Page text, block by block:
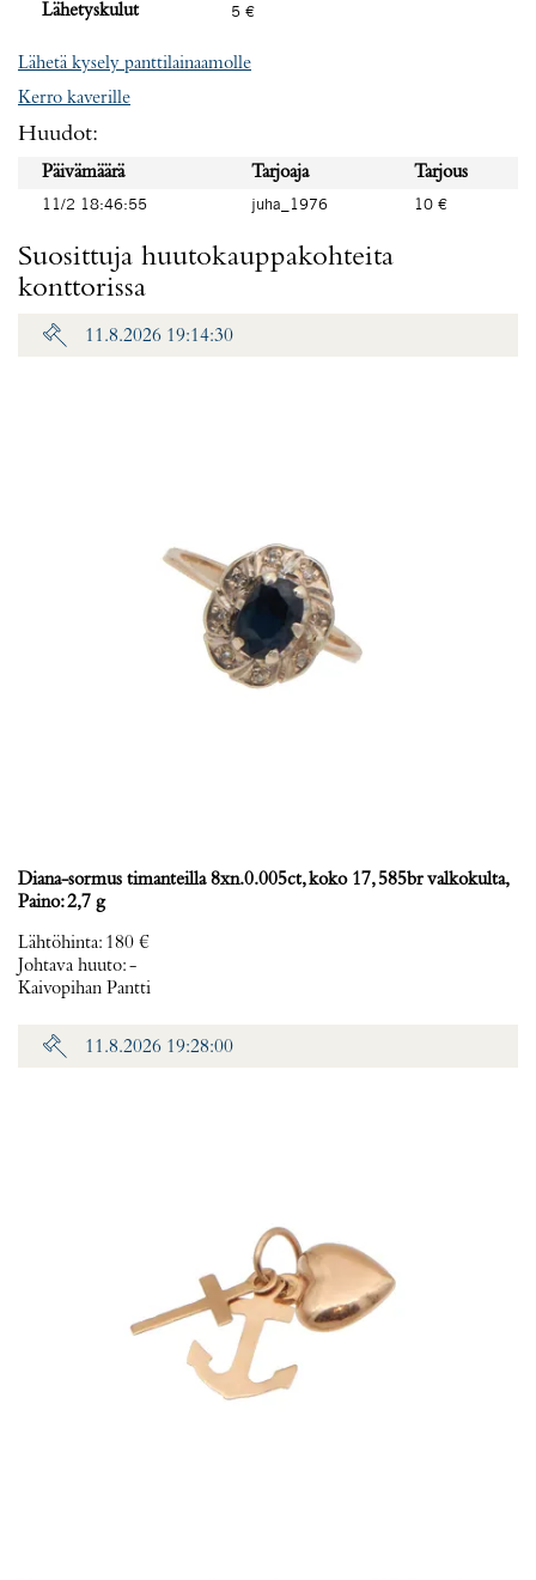
Lähetyskulut
5 €
Lähetä kysely panttilainaamolle
Kerro kaverille
Huudot:
Päivämäärä Tarjoaja
Tarjous
11/2 18:46:55
juha_1976 10 €
Suosittuja huutokauppakohteita
konttorissa
11.8.2026 19:14:30
Diana-sormus timanteilla 8xn.0.005ct, koko 17, 585br valkokulta,
Paino: 2,7 g
Lähtöhinta: 180 €
Johtava huuto:-
Kaivopihan Pantti
11.8.2026 19:28:00